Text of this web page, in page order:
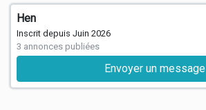
Hen
Inscrit depuis Juin 2026
3 annonces publiées
Envoyer un message